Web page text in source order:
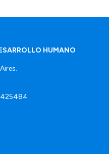
HUMANO
425484